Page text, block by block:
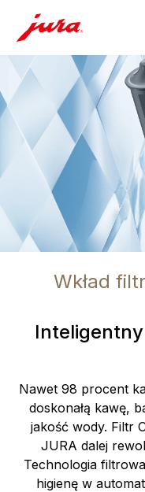
Wkład
Nawet 98 procent
doskonałą kawę,
jakość wody. Filtr
JURA dalej
Technologia
higienę w